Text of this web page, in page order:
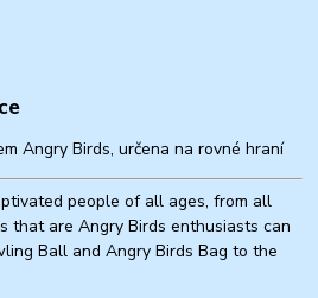
Angry Birds, určena na rovné hraní
people of all ages, from all
that are Angry Birds enthusiasts can
Ball and Angry Birds Bag to the